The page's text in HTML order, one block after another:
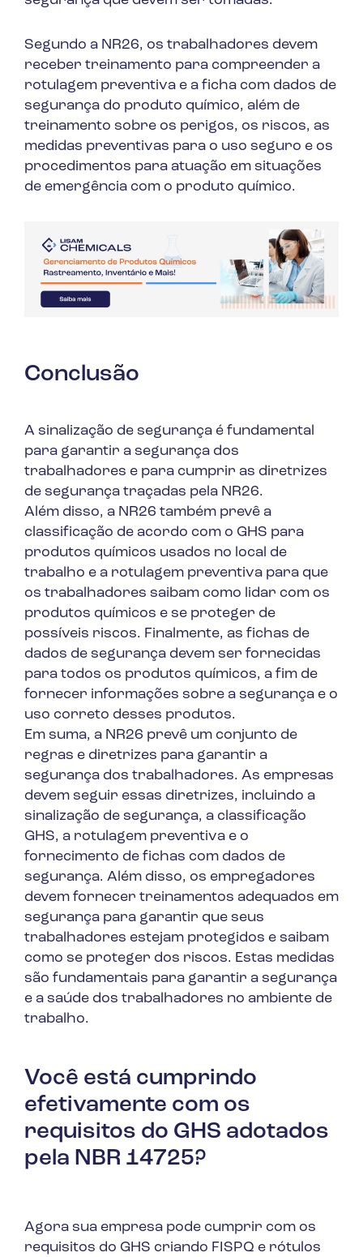
Segundo a NR26, os trabalhadores devem
receber treinamento para compreender a
rotulagem preventiva e a ficha com dados de
segurança do produto químico, além de
treinamento sobre os perigos, os riscos, as
medidas preventivas para o uso seguro e os
procedimentos para atuação em situações
de emergência com o produto químico.
Conclusão
A sinalização de segurança é fundamental
para garantir a segurança dos
trabalhadores e para cumprir as diretrizes
de segurança traçadas pela NR26.
Além disso, a NR26 também prevê a
classificação de acordo com o GHS para
produtos químicos usados no local de
trabalho e a rotulagem preventiva para que
os trabalhadores saibam como lidar com os
produtos químicos e se proteger de
possíveis riscos. Finalmente, as fichas de
dados de segurança devem ser fornecidas
para todos os produtos químicos, a fim de
fornecer informações sobre a segurança e o
uso correto desses produtos.
Em suma, a NR26 prevê um conjunto de
regras e diretrizes para garantir a
segurança dos trabalhadores. As empresas
devem seguir essas diretrizes, incluindo a
sinalização de segurança, a classificação
GHS, a rotulagem preventiva e o
fornecimento de fichas com dados de
segurança. Além disso, os empregadores
devem fornecer treinamentos adequados em
segurança para garantir que seus
trabalhadores estejam protegidos e saibam
como se proteger dos riscos. Estas medidas
são fundamentais para garantir a segurança
e a saúde dos trabalhadores no ambiente de
trabalho.
Você está cumprindo
efetivamente com os
requisitos do GHS adotados
pela NBR 14725?
Agora sua empresa pode cumprir com os
requisitos do GHS criando FISPQ e rótulos